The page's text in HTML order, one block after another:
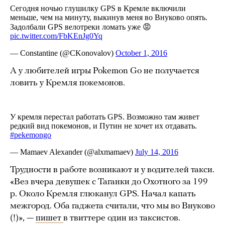
А у любителей игры Pokemon Go не получается
ловить у Кремля покемонов.
Трудности в работе возникают и у водителей такси.
«Вез вчера девушек с Таганки до Охотного за 199
р. Около Кремля глюканул GPS. Начал капать
межгород. Оба гаджета считали, что мы во Внуково
(!)», — пишет в твиттере один из таксистов.